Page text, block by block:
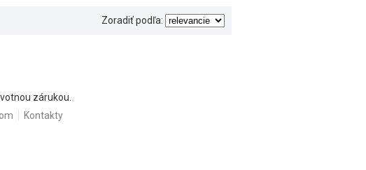
Zoradiť podľa:
zárukou.
Kontakty